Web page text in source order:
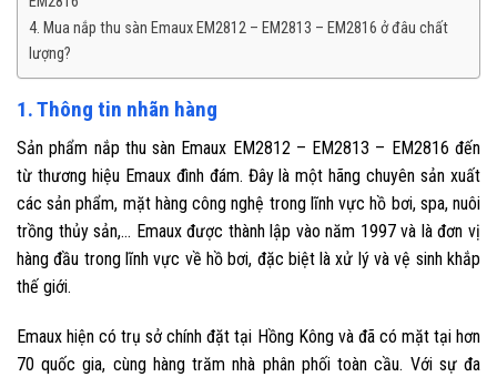
4. Mua nắp thu sàn Emaux EM2812 – EM2813 – EM2816 ở đâu chất
lượng?
1. Thông tin nhãn hàng
Sản phẩm nắp thu sàn Emaux EM2812 – EM2813 – EM2816 đến
từ thương hiệu Emaux đình đám. Đây là một hãng chuyên sản xuất
các sản phẩm, mặt hàng công nghệ trong lĩnh vực hồ bơi, spa, nuôi
trồng thủy sản,… Emaux được thành lập vào năm 1997 và là đơn vị
hàng đầu trong lĩnh vực về hồ bơi, đặc biệt là xử lý và vệ sinh khắp
thế giới.
Emaux hiện có trụ sở chính đặt tại Hồng Kông và đã có mặt tại hơn
70 quốc gia, cùng hàng trăm nhà phân phối toàn cầu. Với sự đa